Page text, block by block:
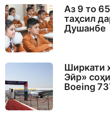
Аз 9 то
таҳсил
Душанбе
Ширкати
Эйр»
Boeing